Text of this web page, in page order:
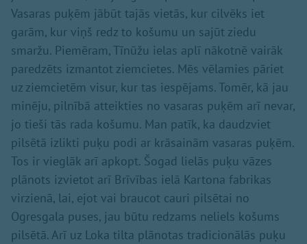
Vasaras puķēm jābūt tajās vietās, kur cilvēks iet
garām, kur viņš redz to košumu un sajūt ziedu
smaržu. Piemēram, Tīnūžu ielas aplī nākotnē vairāk
paredzēts izmantot ziemcietes. Mēs vēlamies pāriet
uz ziemcietēm visur, kur tas iespējams. Tomēr, kā jau
minēju, pilnībā atteikties no vasaras puķēm arī nevar,
jo tieši tās rada košumu. Man patīk, ka daudzviet
pilsētā izlikti puķu podi ar krāsainām vasaras puķēm.
Tos ir vieglāk arī apkopt. Šogad lielās puķu vāzes
plānots izvietot arī Brīvības ielā Kartona fabrikas
virzienā, lai, ejot vai braucot cauri pilsētai no
Ogresgala puses, jau būtu redzams neliels košums
pilsētā. Arī uz Loka tilta plānotas tradicionālās puķu